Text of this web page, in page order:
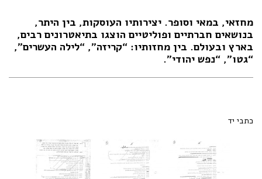
מחזאי, במאי וסופר. יצירותיו העוסקות, בין היתר,
בנושאים חברתיים ופוליטיים הוצגו בתיאטרונים רבים,
בארץ ובעולם. בין מחזותיו: “קריזה”, “לילה העשרים”,
“גטו”, “נפש יהודי”.
כתבי יד